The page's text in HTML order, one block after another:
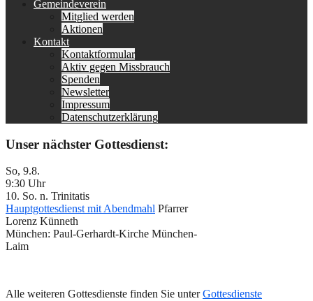
Gemeindeverein
Mitglied werden
Aktionen
Kontakt
Kontaktformular
Aktiv gegen Missbrauch
Spenden
Newsletter
Impressum
Datenschutzerklärung
Unser nächster Gottesdienst:
So, 9.8.
9:30 Uhr
10. So. n. Trinitatis
Hauptgottesdienst mit Abendmahl Pfarrer
Lorenz Künneth
München: Paul-Gerhardt-Kirche München-
Laim
Alle weiteren Gottesdienste finden Sie unterGottesdienste